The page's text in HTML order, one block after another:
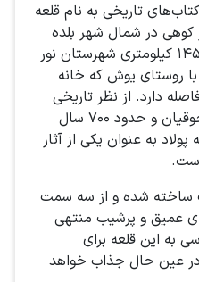
تاریخی به نام قلعه
کوهی در شمال شهر بلده
واقع شده است. این قلعه در ۱۴۵ کیلومتری شهرستان نور
۷ کیلومتر با روستای یوش که خانه
دارد. از نظر تاریخی
قدمت این قلعه به دوران سلجوقیان و حدود ۷۰۰ سال
به عنوان یکی از آثار
ساخته شده و از سه سمت
عمیق و پرشیب منتهی
به این قلعه برای
در عین حال جذاب خواهد